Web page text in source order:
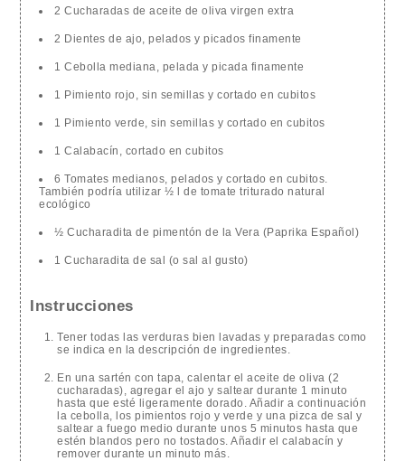
2 Cucharadas de aceite de oliva virgen extra
2 Dientes de ajo, pelados y picados finamente
1 Cebolla mediana, pelada y picada finamente
1 Pimiento rojo, sin semillas y cortado en cubitos
1 Pimiento verde, sin semillas y cortado en cubitos
1 Calabacín, cortado en cubitos
6 Tomates medianos, pelados y cortado en cubitos.
También podría utilizar ½ l de tomate triturado natural
ecológico
½ Cucharadita de pimentón de la Vera (Paprika Español)
1 Cucharadita de sal (o sal al gusto)
Instrucciones
Tener todas las verduras bien lavadas y preparadas como
se indica en la descripción de ingredientes.
En una sartén con tapa, calentar el aceite de oliva (2
cucharadas), agregar el ajo y saltear durante 1 minuto
hasta que esté ligeramente dorado. Añadir a continuación
la cebolla, los pimientos rojo y verde y una pizca de sal y
saltear a fuego medio durante unos 5 minutos hasta que
estén blandos pero no tostados. Añadir el calabacín y
remover durante un minuto más.